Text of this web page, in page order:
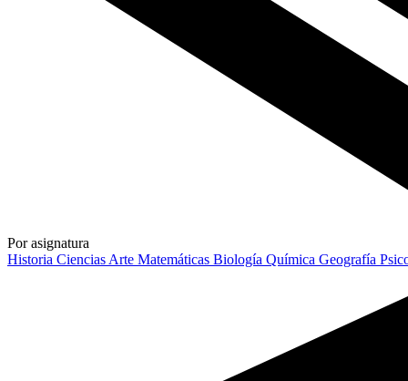
Por asignatura
Historia Ciencias Arte Matemáticas Biología Química Geografía